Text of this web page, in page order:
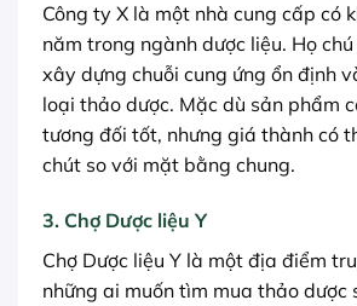
Công ty X là một nhà cung cấp có
năm trong ngành dược liệu. Họ
xây dựng chuỗi cung ứng ổn định
loại thảo dược. Mặc dù sản phẩm
tương đối tốt, nhưng giá thành có
chút so với mặt bằng chung.
3. Chợ Dược liệu Y
Chợ Dược liệu Y là một địa điểm
những ai muốn tìm mua thảo dược